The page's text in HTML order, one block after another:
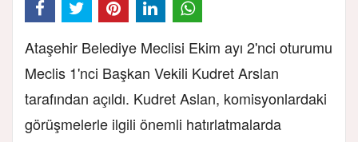
Ataşehir Belediye Meclisi Ekim ayı 2'nci oturumu
Meclis 1'nci Başkan Vekili Kudret Arslan
tarafından açıldı. Kudret Aslan, komisyonlardaki
görüşmelerle ilgili önemli hatırlatmalarda